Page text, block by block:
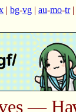
| bg-vg | au-mo-tr|
—